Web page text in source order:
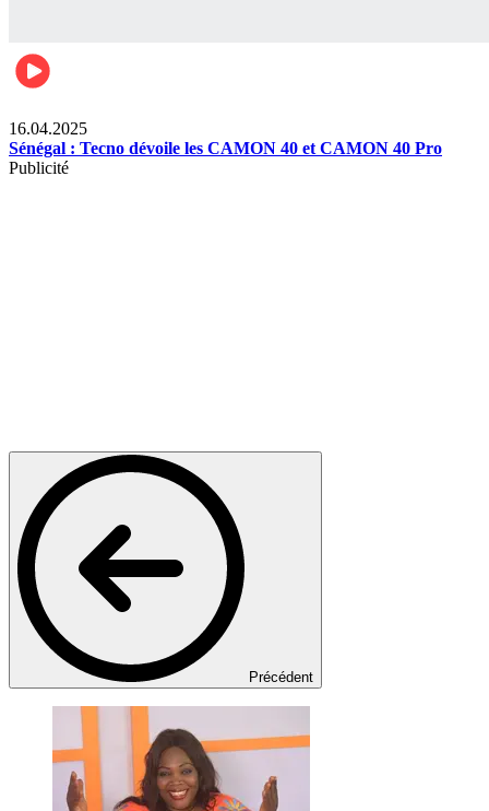
16.04.2025
Sénégal : Tecno dévoile les CAMON 40 et CAMON 40 Pro
Publicité
Précédent